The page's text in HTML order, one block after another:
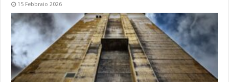
15 Febbraio 2026